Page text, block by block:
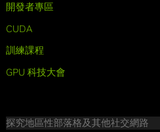
開發者專區
CUDA
訓練課程
GPU 科技大會
探究地區性部落格及其他社交網路